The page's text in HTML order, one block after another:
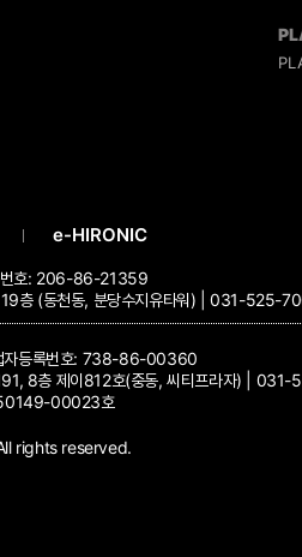
e-HIRONIC
번호: 206-86-21359
19층 (동천동, 분당수지유타워) | 031-
자등록번호: 738-86-00360
191, 8층 제이812호(중동, 씨티프라자)
00023호
rights reserved.